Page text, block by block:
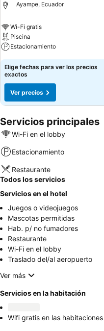
Ayampe, Ecuador
Wi-Fi gratis
Piscina
Estacionamiento
Ver precios
Elige fechas para ver los precios
exactos
Ver precios
Servicios principales
Wi-Fi en el lobby
Estacionamiento
Restaurante
Todos los servicios
Servicios en el hotel
Juegos o videojuegos
Mascotas permitidas
Hab. p/ no fumadores
Restaurante
Wi-Fi en el lobby
Traslado del/al aeropuerto
Ver más
Servicios en la habitación
Wifi gratis en las habitaciones